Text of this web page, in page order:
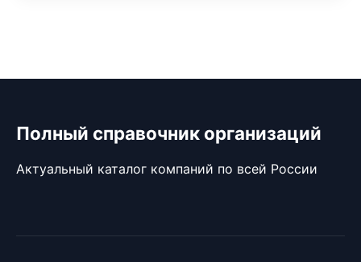
Полный справочник организаций
Актуальный каталог компаний по всей России